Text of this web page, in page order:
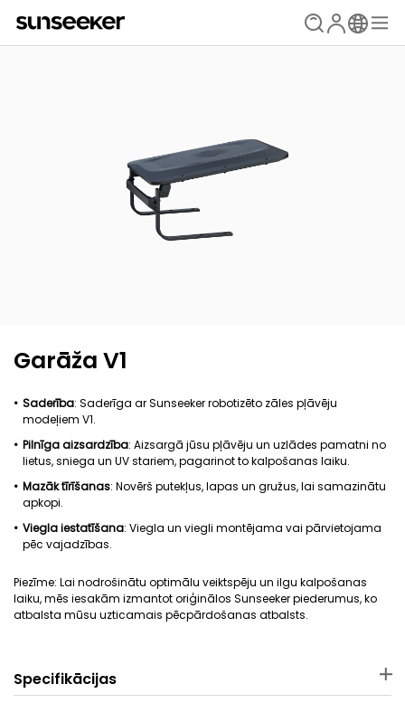
Garāža V1
Saderība: Saderīga ar Sunseeker robotizēto zāles pļāvēju
modeļiem V1.
Pilnīga aizsardzība: Aizsargā jūsu pļāvēju un uzlādes pamatni no
lietus, sniega un UV stariem, pagarinot to kalpošanas laiku.
Mazāk tīrīšanas: Novērš putekļus, lapas un gružus, lai samazinātu
apkopi.
Viegla iestatīšana: Viegla un viegli montējama vai pārvietojama
pēc vajadzības.
Piezīme: Lai nodrošinātu optimālu veiktspēju un ilgu kalpošanas
laiku, mēs iesakām izmantot oriģinālos Sunseeker piederumus, ko
atbalsta mūsu uzticamais pēcpārdošanas atbalsts.
Specifikācijas